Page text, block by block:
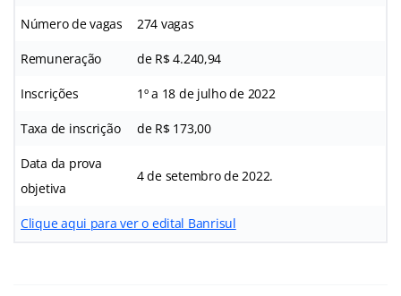
Número de vagas 274 vagas
Remuneração de R$ 4.240,94
Inscrições 1º a 18 de julho de 2022
Taxa de inscrição de R$ 173,00
Data da prova
objetiva
4 de setembro de 2022.
Clique aqui para ver o edital Banrisul